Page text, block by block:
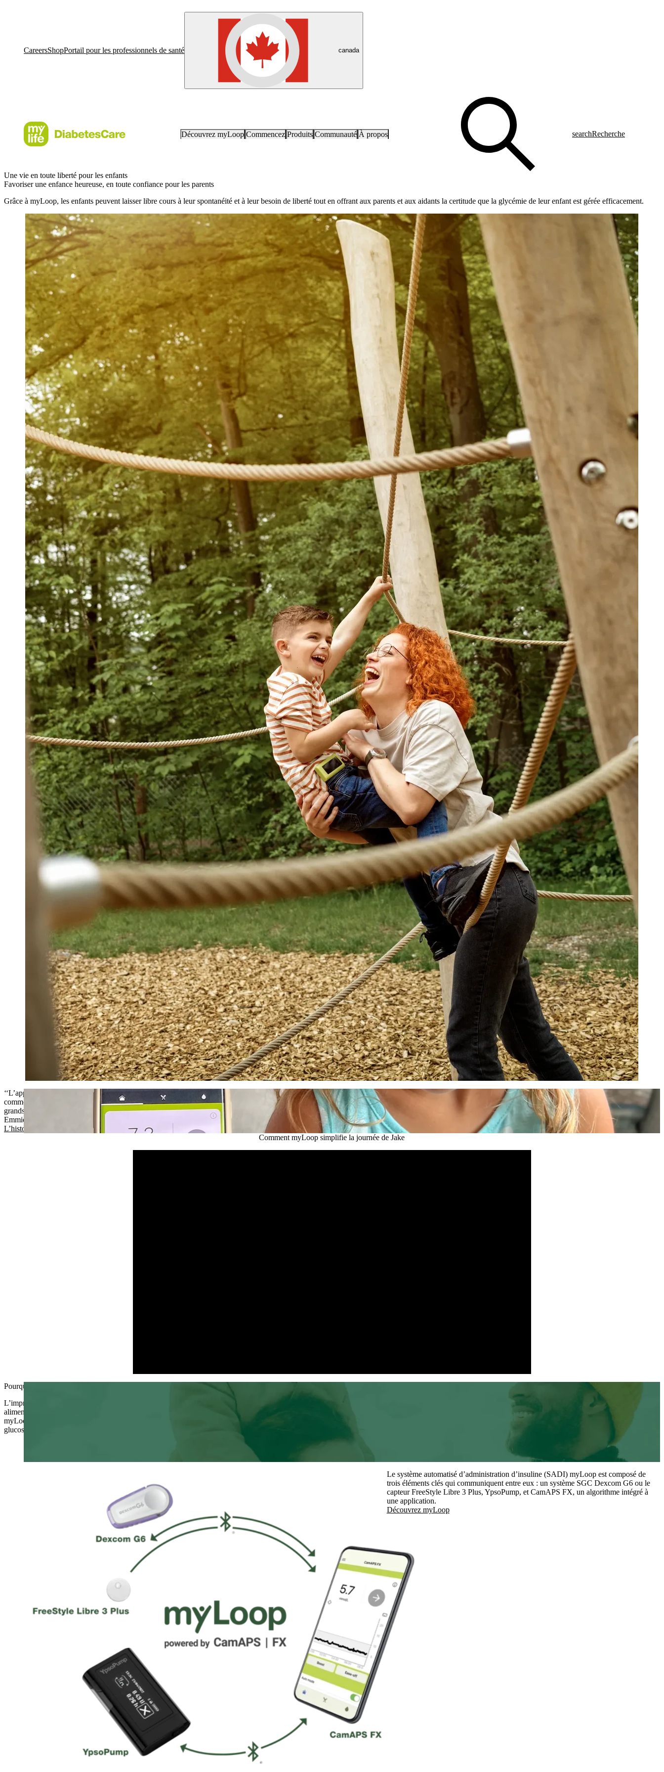
CareersShopPortail pour les professionnels de santé canada
Découvrez myLoop Commencez Produits Communauté À propos searchRecherche
Une vie en toute liberté pour les enfants
Favoriser une enfance heureuse, en toute confiance pour les parents
Grâce à myLoop, les enfants peuvent laisser libre cours à leur spontanéité et à leur besoin de liberté tout en offrant aux parents et aux aidants la certitude que la glycémie de leur enfant est gérée efficacement.
‘‘L’application est tellement facile à utiliser! Nous avons hâte de montrer à notre famille et à nos amis
comment l’utiliser afin qu’Emmie puisse enfin commencer à passer des nuits chez ses amis et chez ses
grands parents.’’
Emmie, diagnostiquée à 14 mois
L’histoire d’Emmie
Comment myLoop simplifie la journée de Jake
Pourquoi choisir myLoop pour votre enfant
L’imprévisibilité de la routine d’un enfant, influencée par les changements d’horaire, les habitudes
alimentaires et les activités sportives, est efficacement gérée avec une plus grande flexibilité grâce à
myLoop. Le système myLoop permet aux parents de surveiller à distance et en tout temps le taux de
glucose de leur enfant*.
66,9%
temps passé en boucle temps passé en boucle fermée
time spent in closed loop 1
Le système automatisé d’administration d’insuline (SADI) myLoop est composé de
trois éléments clés qui communiquent entre eux : un système SGC Dexcom G6 ou le
capteur FreeStyle Libre 3 Plus, YpsoPump, et CamAPS FX, un algorithme intégré à
une application.
Découvrez myLoop